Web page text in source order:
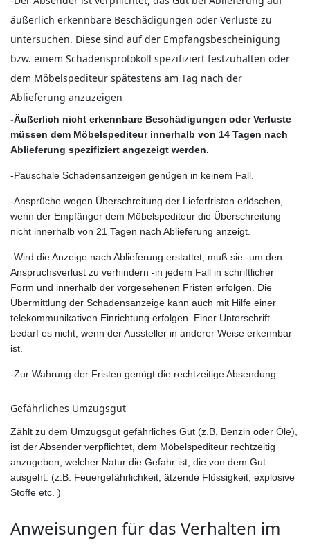
äußerlich erkennbare Beschädigungen oder Verluste zu
untersuchen. Diese sind auf der Empfangsbescheinigung
bzw. einem Schadensprotokoll spezifiziert festzuhalten oder
dem Möbelspediteur spätestens am Tag nach der
Ablieferung anzuzeigen
-Äußerlich nicht erkennbare Beschädigungen oder Verluste
müssen dem Möbelspediteur innerhalb von 14 Tagen nach
Ablieferung spezifiziert angezeigt werden.
-Pauschale Schadensanzeigen genügen in keinem Fall.
-Ansprüche wegen Überschreitung der Lieferfristen erlöschen,
wenn der Empfänger dem Möbelspediteur die Überschreitung
nicht innerhalb von 21 Tagen nach Ablieferung anzeigt.
-Wird die Anzeige nach Ablieferung erstattet, muß sie -um den
Anspruchsverlust zu verhindern -in jedem Fall in schriftlicher
Form und innerhalb der vorgesehenen Fristen erfolgen. Die
Übermittlung der Schadensanzeige kann auch mit Hilfe einer
telekommunikativen Einrichtung erfolgen. Einer Unterschrift
bedarf es nicht, wenn der Aussteller in anderer Weise erkennbar
ist.
-Zur Wahrung der Fristen genügt die rechtzeitige Absendung.
Gefährliches Umzugsgut
Zählt zu dem Umzugsgut gefährliches Gut (z.B. Benzin oder Öle),
ist der Absender verpflichtet, dem Möbelspediteur rechtzeitig
anzugeben, welcher Natur die Gefahr ist, die von dem Gut
ausgeht. (z.B. Feuergefährlichkeit, ätzende Flüssigkeit, explosive
Stoffe etc. )
Anweisungen für das Verhalten im